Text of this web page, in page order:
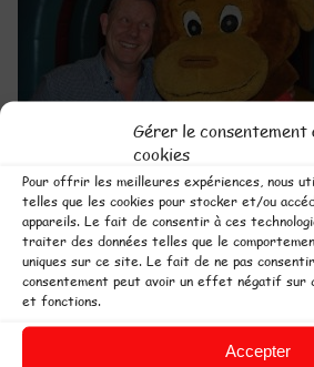
Gérer le consentement
cookies
Pour offrir les meilleures expériences, nous
telles que les cookies pour stocker et/ou
appareils. Le fait de consentir à ces
traiter des données telles que le
uniques sur ce site. Le fait de ne pas
consentement peut avoir un effet négatif sur
et fonctions.
Accepter
Désolé, vos goûters et vos
autorisés à l'intérieur du parc.
disposition sur
copyright L'Ile aux Jeux -Parcs de
pour plus de plaisir. Parc de jeux en